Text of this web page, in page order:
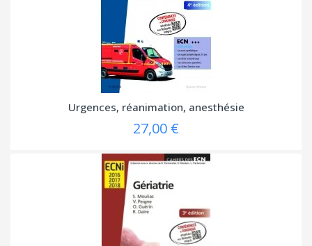
Urgences, réanimation, anesthésie
27,00 €